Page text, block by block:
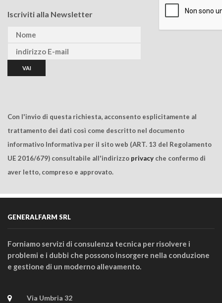
Iscriviti alla Newsletter
Con l'invio di questa richiesta, acconsento esplicitamente al
trattamento dei dati così come descritto nel documento
informativo Informativa per il sito web (ART. 13 del Regolamento
UE 2016/679) consultabile all'indirizzo privacy che confermo di
aver letto, compreso e approvato.
GENERALFARM SRL
Forniamo servizi di consulenza tecnica per risolvere i
problemi e i dubbi che possono insorgere nella conduzione
e gestione di un moderno allevamento.
Via Umbria 32